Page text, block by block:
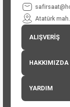
Atatürk
ALIŞVERİŞ
HAKKIMIZDA
YARDIM